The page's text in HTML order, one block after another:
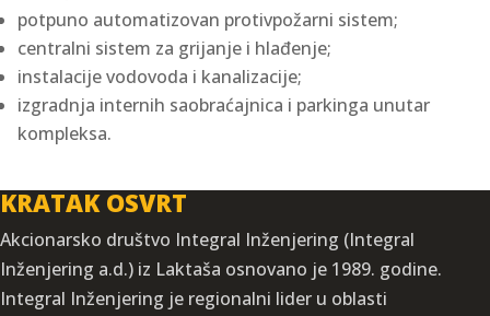
potpuno automatizovan protivpožarni sistem;
centralni sistem za grijanje i hlađenje;
instalacije vodovoda i kanalizacije;
izgradnja internih saobraćajnica i parkinga unutar
kompleksa.
KRATAK OSVRT
Akcionarsko društvo Integral Inženjering (Integral
Inženjering a.d.) iz Laktaša osnovano je 1989. godine.
Integral Inženjering je regionalni lider u oblasti